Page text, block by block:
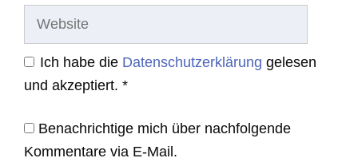
Website
Ich habe die Datenschutzerklärung gelesen
und akzeptiert. *
Benachrichtige mich über nachfolgende
Kommentare via E-Mail.